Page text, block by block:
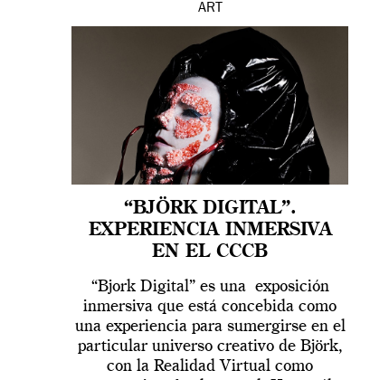
ART
“BJÖRK DIGITAL”.
EXPERIENCIA INMERSIVA
EN EL CCCB
“Bjork Digital” es una exposición
inmersiva que está concebida como
una experiencia para sumergirse en el
particular universo creativo de Björk,
con la Realidad Virtual como